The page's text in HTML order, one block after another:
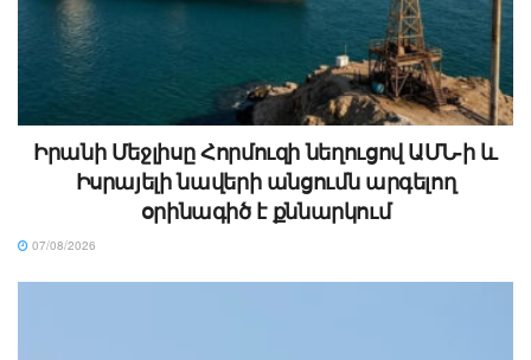
Իրանի Մեջլիսը Հորմուզի նեղուցով ԱՄՆ-ի և
Իսրայելի նավերի անցումն արգելող
օրինագիծ է քննարկում
07/08/2026